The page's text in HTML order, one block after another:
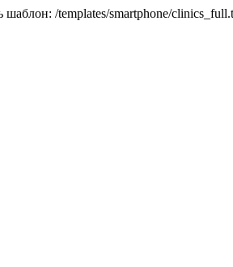
шаблон: /templates/smartphone/